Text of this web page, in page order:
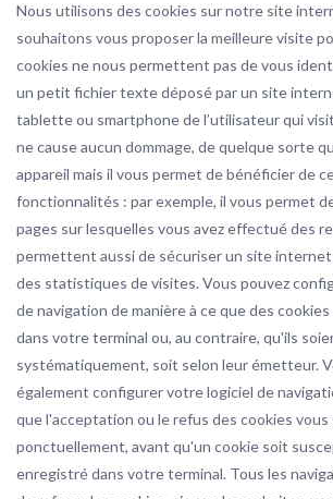
Nous utilisons des cookies sur notre site
souhaitons vous proposer la meilleure visite
cookies ne nous permettent pas de vous
un petit fichier texte déposé par un site
tablette ou smartphone de l’utilisateur qui
ne cause aucun dommage, de quelque sorte
appareil mais il vous permet de bénéficier de
fonctionnalités : par exemple, il vous permet
pages sur lesquelles vous avez effectué des
permettent aussi de sécuriser un site
des statistiques de visites. Vous pouvez
de navigation de manière à ce que des
dans votre terminal ou, au contraire, qu'ils
systématiquement, soit selon leur émetteur.
également configurer votre logiciel de
que l'acceptation ou le refus des cookies
ponctuellement, avant qu'un cookie soit
enregistré dans votre terminal. Tous les